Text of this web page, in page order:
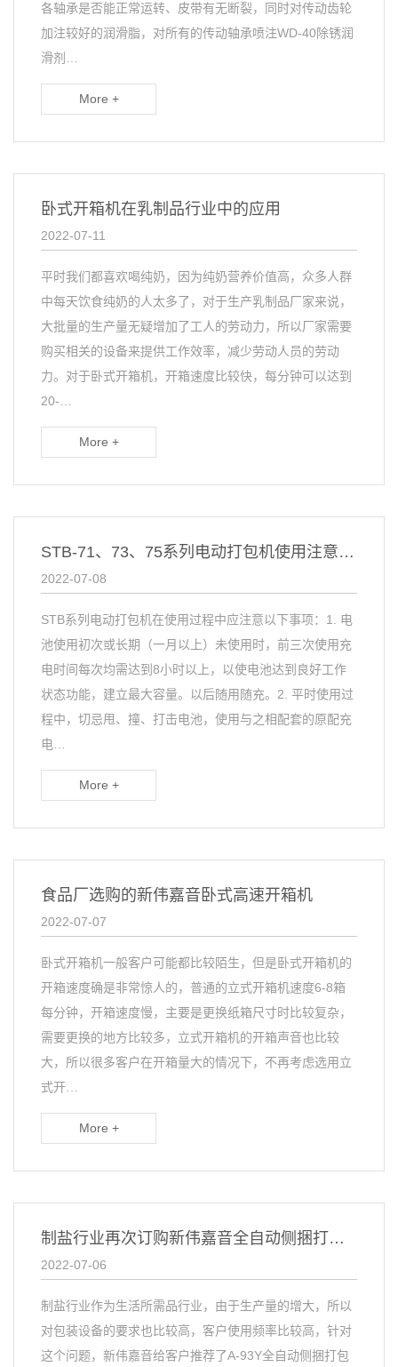
各轴承是否能正常运转、皮带有无断裂，同时对传动齿轮
加注较好的润滑脂，对所有的传动轴承喷注WD-40除锈润
滑剂…
More +
卧式开箱机在乳制品行业中的应用
2022-07-11
平时我们都喜欢喝纯奶，因为纯奶营养价值高，众多人群
中每天饮食纯奶的人太多了，对于生产乳制品厂家来说，
大批量的生产量无疑增加了工人的劳动力，所以厂家需要
购买相关的设备来提供工作效率，减少劳动人员的劳动
力。对于卧式开箱机，开箱速度比较快，每分钟可以达到
20-…
More +
STB-71、73、75系列电动打包机使用注意事项（一）
2022-07-08
STB系列电动打包机在使用过程中应注意以下事项：1. 电
池使用初次或长期（一月以上）未使用时，前三次使用充
电时间每次均需达到8小时以上，以使电池达到良好工作
状态功能，建立最大容量。以后随用随充。2. 平时使用过
程中，切忌甩、撞、打击电池，使用与之相配套的原配充
电…
More +
食品厂选购的新伟嘉音卧式高速开箱机
2022-07-07
卧式开箱机一般客户可能都比较陌生，但是卧式开箱机的
开箱速度确是非常惊人的，普通的立式开箱机速度6-8箱
每分钟，开箱速度慢，主要是更换纸箱尺寸时比较复杂，
需要更换的地方比较多，立式开箱机的开箱声音也比较
大，所以很多客户在开箱量大的情况下，不再考虑选用立
式开…
More +
制盐行业再次订购新伟嘉音全自动侧捆打包机
2022-07-06
制盐行业作为生活所需品行业，由于生产量的增大，所以
对包装设备的要求也比较高，客户使用频率比较高，针对
这个问题，新伟嘉音给客户推荐了A-93Y全自动侧捆打包